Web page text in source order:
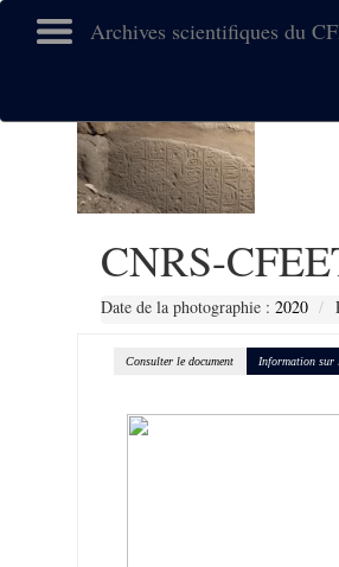
Archives scientifiques du
CNRS-
Date de la photographie : 2020
Consulter le document Information sur